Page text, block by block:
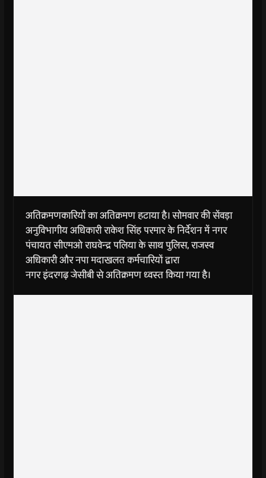
अतिक्रमणकारियों का अतिक्रमण हटाया है। सोमवार की सेंवड़ा
अनुविभागीय अधिकारी राकेश सिंह परमार के निर्देशन में नगर
पंचायत सीएमओ राघवेन्द्र पलिया के साथ पुलिस, राजस्व
अधिकारी और नपा मदाखलत कर्मचारियों द्वारा
नगर इंदरगढ़ जेसीबी से अतिक्रमण ध्वस्त किया गया है।